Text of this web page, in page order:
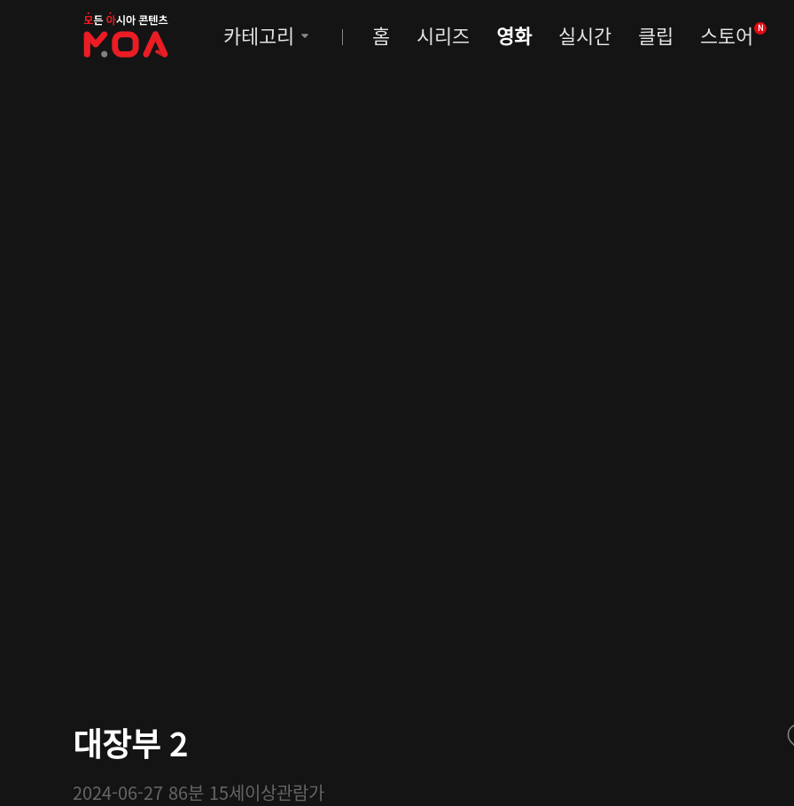
MOA
카테고리 홈 시리즈 영화 실시간 클립 스토어 N
대장부 2
2024-06-27 86분 15세이상관람가